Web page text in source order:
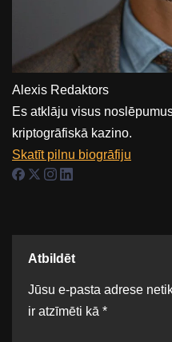
Alexis Redaktors
Es atklāju visus
kriptogrāfiskā kazino.
Skatīt pilnu biogrāfiju
Atbildēt
Jūsu e-pasta adrese
ir atzīmēti kā *